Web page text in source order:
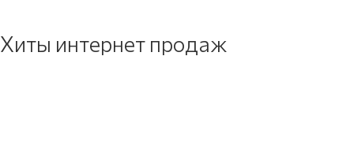
Хиты интернет продаж